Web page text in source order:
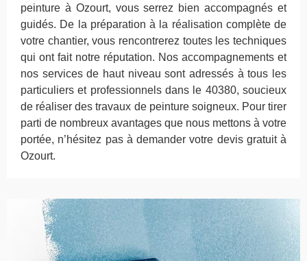
peinture à Ozourt, vous serrez bien accompagnés et
guidés. De la préparation à la réalisation complète de
votre chantier, vous rencontrerez toutes les techniques
qui ont fait notre réputation. Nos accompagnements et
nos services de haut niveau sont adressés à tous les
particuliers et professionnels dans le 40380, soucieux
de réaliser des travaux de peinture soigneux. Pour tirer
parti de nombreux avantages que nous mettons à votre
portée, n’hésitez pas à demander votre devis gratuit à
Ozourt.